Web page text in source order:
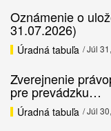
Oznámenie o
31.07.2026)
Úradná tabuľa / Júl
Zverejnenie
pre prevádzku…
Úradná tabuľa / Júl